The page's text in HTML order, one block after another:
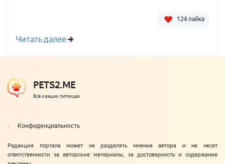
124 лайка
Читать далее
PETS2.ME
Всё о ваших питомцах
Конфиденциальность
Редакция портала может не разделять мнение автора и не несет
ответственности за авторские материалы, за достоверность и содержание